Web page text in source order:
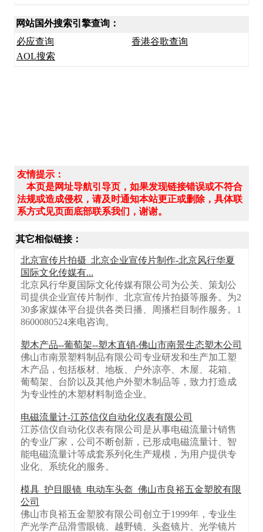
网站国外搜索引擎查询：
必应查询
香港谷歌查询
AOL搜索
友情提示：
本页是网址导航引导页，如果发现链接错误或不符合
法规或造成侵权，请及时通知本站更正或删除，具体联
系方式见页面底部联系我们，谢谢。
其它相似链接：
北京宣传片拍摄_北京企业宣传片制作-北京风行华夏
国际文化传媒有...
北京风行华夏国际文化传媒有限公司为公关、策划公
司提供企业宣传片制作、北京宣传片拍摄等服务。为2
30多家媒体平台提供各类日播、周播栏目制作服务。1
8600080524来电咨询。
塑木产品--葡萄架--塑木直销-佛山市南景生态塑木公司
佛山市南景塑料制品有限公司专业研发和生产加工塑
木产品，包括板材、地板、户外凉亭、木屋、花箱、
葡萄架、台阶以及其他户外塑木制品等，致力打造成
为专业性的木塑材料制造企业。
电磁流量计-江苏信仪自动化仪表有限公司
江苏信仪自动化仪表有限公司是从事电磁流量计销售
的专业厂家，公司不断创新，已形成电磁流量计、智
能电磁流量计等成套系列化生产规模，为用户提供专
业化、系统化的服务。
模具_护目眼镜_电动车头盔_佛山市良裕五金塑胶有限
公司
佛山市良裕五金塑胶有限公司创立于1999年，专业生
产光学产品滑雪眼镜、越野镜、头盔镜片、光学镜片